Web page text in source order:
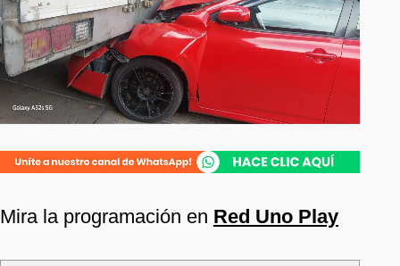
Mira la programación en Red Uno Play